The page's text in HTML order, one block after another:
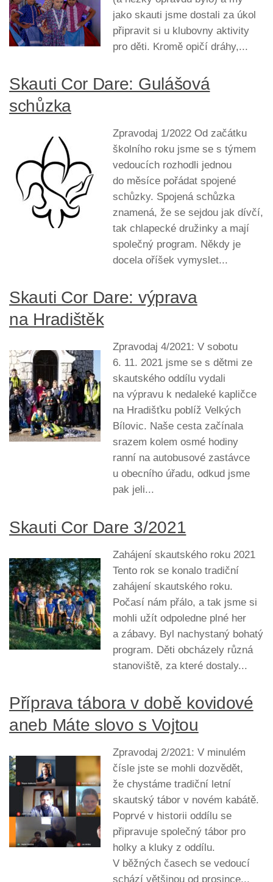
jako skauti jsme dostali za úkol
připravit si u klubovny aktivity
pro děti. Kromě opičí dráhy,...
Skauti Cor Dare: Gulášová
schůzka
Zpravodaj 1/2022 Od začátku
školního roku jsme se s týmem
vedoucích rozhodli jednou
do měsíce pořádat spojené
schůzky. Spojená schůzka
znamená, že se sejdou jak dívčí,
tak chlapecké družinky a mají
společný program. Někdy je
docela oříšek vymyslet...
Skauti Cor Dare: výprava
na Hradištěk
Zpravodaj 4/2021: V sobotu
6. 11. 2021 jsme se s dětmi ze
skautského oddílu vydali
na výpravu k nedaleké kapličce
na Hradišťku poblíž Velkých
Bílovic. Naše cesta začínala
srazem kolem osmé hodiny
ranní na autobusové zastávce
u obecního úřadu, odkud jsme
pak jeli...
Skauti Cor Dare 3/2021
Zahájení skautského roku 2021
Tento rok se konalo tradiční
zahájení skautského roku.
Počasí nám přálo, a tak jsme si
mohli užít odpoledne plné her
a zábavy. Byl nachystaný bohatý
program. Děti obcházely různá
stanoviště, za které dostaly...
Příprava tábora v době kovidové
aneb Máte slovo s Vojtou
Zpravodaj 2/2021: V minulém
čísle jste se mohli dozvědět,
že chystáme tradiční letní
skautský tábor v novém kabátě.
Poprvé v historii oddílu se
připravuje společný tábor pro
holky a kluky z oddílu.
V běžných časech se vedoucí
schází většinou od prosince...